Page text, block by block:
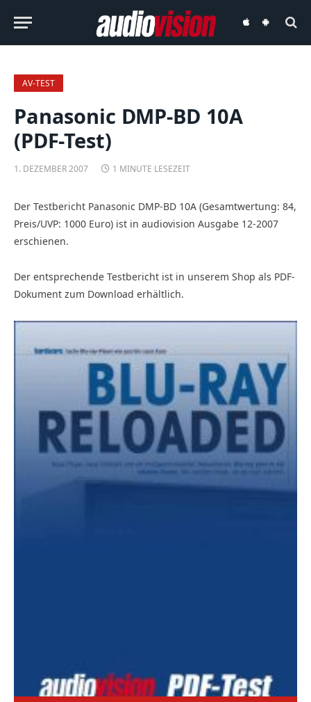
audiovisionaudiovision
AV-TEST
Panasonic DMP-BD 10A
(PDF-Test)
1. DEZEMBER 2007 1 MINUTE LESEZEIT
Der Testbericht Panasonic DMP-BD 10A (Gesamtwertung: 84,
Preis/UVP: 1000 Euro) ist in audiovision Ausgabe 12-2007
erschienen.
Der entsprechende Testbericht ist in unserem Shop als PDF-
Dokument zum Download erhältlich.